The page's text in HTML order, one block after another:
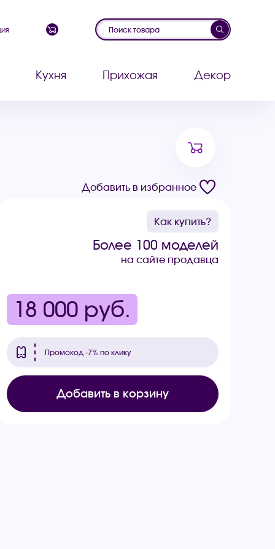
Кухня Прихожая Декор
Добавить в избранное
Как купить?
Более 100 моделей
на сайте продавца
18 000 руб.
Промокод -7% по клику
Добавить в корзину